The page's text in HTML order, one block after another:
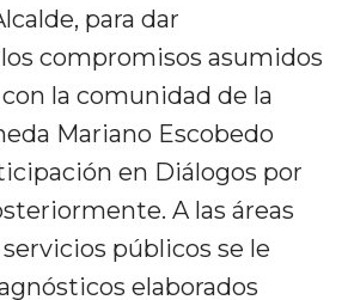
para dar
compromisos asumidos
la comunidad de la
Mariano Escobedo
en Diálogos por
A las áreas
públicos se le
elaborados